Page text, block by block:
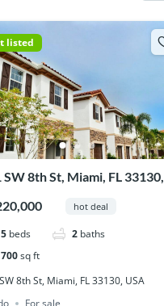
listed
SW 8th St, Miami, FL 33130,
hot deal
5 beds 2 baths
700 sq ft
8th St, Miami, FL 33130, USA
For sale